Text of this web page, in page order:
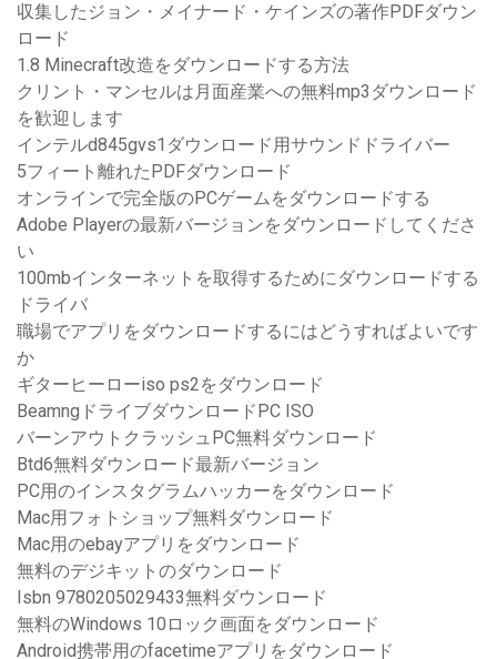
収集したジョン・メイナード・ケインズの著作PDFダウン
ロード
1.8 Minecraft改造をダウンロードする方法
クリント・マンセルは月面産業への無料mp3ダウンロード
を歓迎します
インテルd845gvs1ダウンロード用サウンドドライバー
5フィート離れたPDFダウンロード
オンラインで完全版のPCゲームをダウンロードする
Adobe Playerの最新バージョンをダウンロードしてくださ
い
100mbインターネットを取得するためにダウンロードする
ドライバ
職場でアプリをダウンロードするにはどうすればよいです
か
ギターヒーローiso ps2をダウンロード
BeamngドライブダウンロードPC ISO
バーンアウトクラッシュPC無料ダウンロード
Btd6無料ダウンロード最新バージョン
PC用のインスタグラムハッカーをダウンロード
Mac用フォトショップ無料ダウンロード
Mac用のebayアプリをダウンロード
無料のデジキットのダウンロード
Isbn 9780205029433無料ダ​​ウンロード
無料のWindows 10ロック画面をダウンロード
Android携帯用のfacetimeアプリをダウンロード